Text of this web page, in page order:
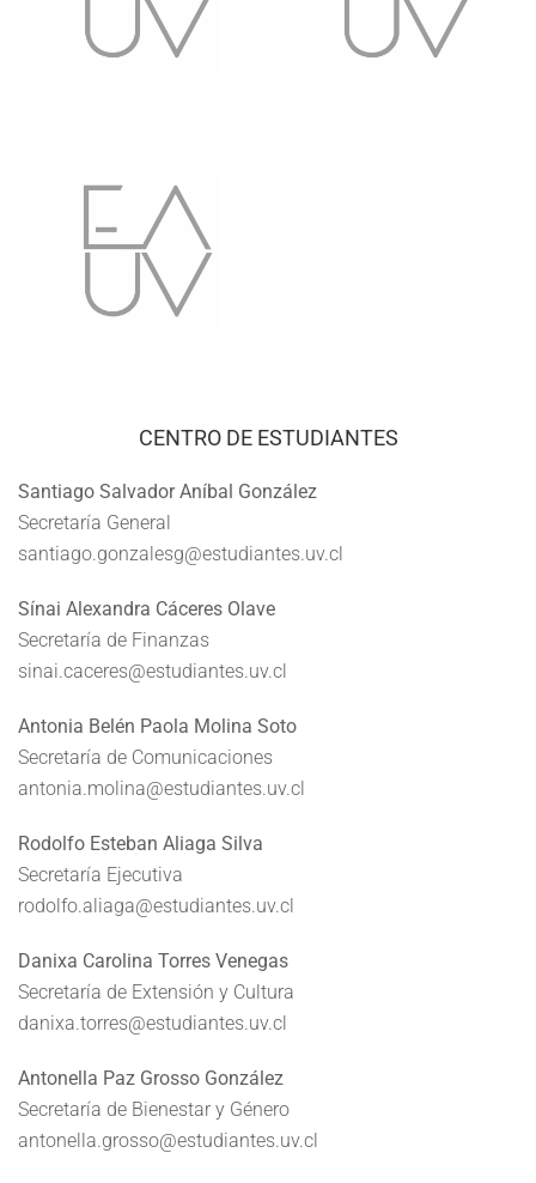
CENTRO DE ESTUDIANTES
Santiago Salvador Aníbal González
Secretaría General
santiago.gonzalesg@estudiantes.uv.cl
Sínai Alexandra Cáceres Olave
Secretaría de Finanzas
sinai.caceres@estudiantes.uv.cl
Antonia Belén Paola Molina Soto
Secretaría de Comunicaciones
antonia.molina@estudiantes.uv.cl
Rodolfo Esteban Aliaga Silva
Secretaría Ejecutiva
rodolfo.aliaga@estudiantes.uv.cl
Danixa Carolina Torres Venegas
Secretaría de Extensión y Cultura
danixa.torres@estudiantes.uv.cl
Antonella Paz Grosso González
Secretaría de Bienestar y Género
antonella.grosso@estudiantes.uv.cl